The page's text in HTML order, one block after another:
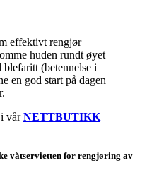
effektivt rengjør
huden rundt øyet
(betennelse i
en god start på dagen
vårNETTBUTIKK
våtservietten for rengjøring av